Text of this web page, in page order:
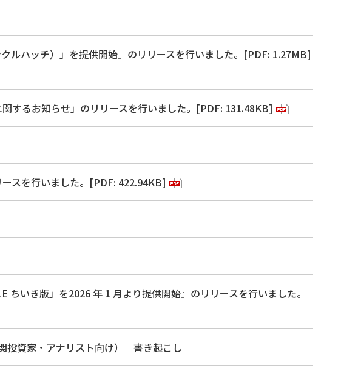
ルハッチ）」を提供開始』のリリースを行いました。[PDF: 1.27MB]
するお知らせ」のリリースを行いました。[PDF: 131.48KB]
スを行いました。[PDF: 422.94KB]
ちいき版」を2026 年 1 月より提供開始』のリリースを行いました。
投資家・アナリスト向け） 書き起こし